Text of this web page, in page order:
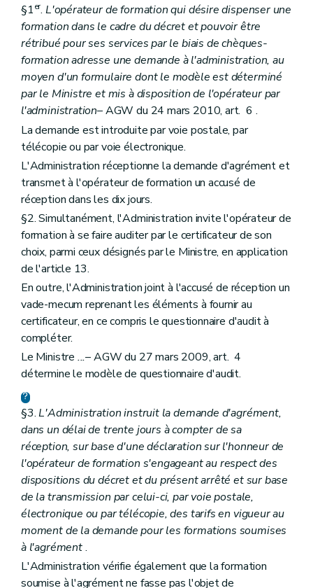
§1er. L'opérateur de formation qui désire dispenser une
formation dans le cadre du décret et pouvoir être
rétribué pour ses services par le biais de chèques-
formation adresse une demande à l'administration, au
moyen d'un formulaire dont le modèle est déterminé
par le Ministre et mis à disposition de l'opérateur par
l'administration– AGW du 24 mars 2010, art. 6 .
La demande est introduite par voie postale, par
télécopie ou par voie électronique.
L'Administration réceptionne la demande d'agrément et
transmet à l'opérateur de formation un accusé de
réception dans les dix jours.
§2. Simultanément, l'Administration invite l'opérateur de
formation à se faire auditer par le certificateur de son
choix, parmi ceux désignés par le Ministre, en application
de l'article 13.
En outre, l'Administration joint à l'accusé de réception un
vade-mecum reprenant les éléments à fournir au
certificateur, en ce compris le questionnaire d'audit à
compléter.
Le Ministre ...– AGW du 27 mars 2009, art. 4
détermine le modèle de questionnaire d'audit.
§3.L'Administration instruit la demande d'agrément,
dans un délai de trente jours à compter de sa
réception, sur base d'une déclaration sur l'honneur de
l'opérateur de formation s'engageant au respect des
dispositions du décret et du présent arrêté et sur base
de la transmission par celui-ci, par voie postale,
électronique ou par télécopie, des tarifs en vigueur au
moment de la demande pour les formations soumises
à l'agrément.
L'Administration vérifie également que la formation
soumise à l'agrément ne fasse pas l'objet de